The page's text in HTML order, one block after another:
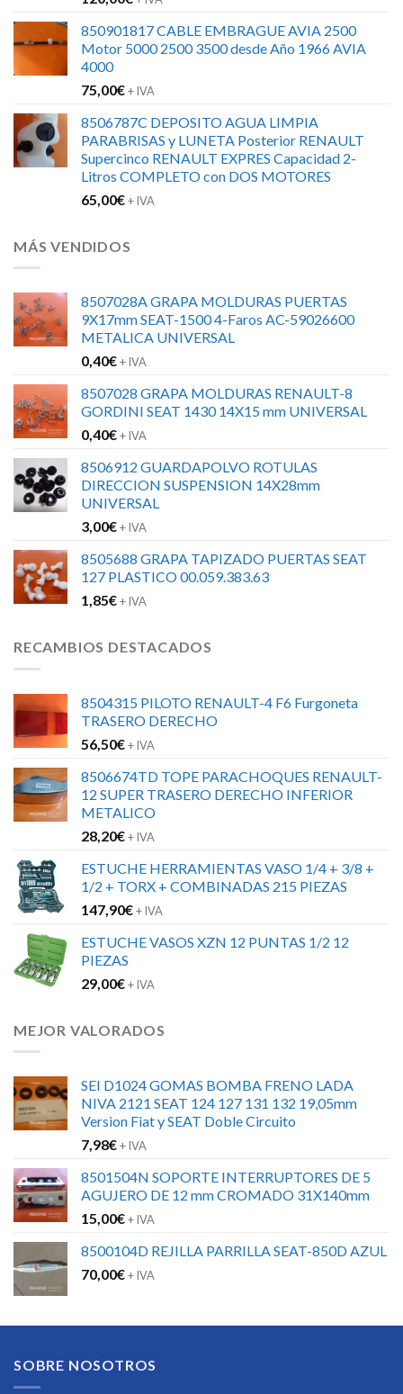
850901817 CABLE EMBRAGUE AVIA 2500
Motor 5000 2500 3500 desde Año 1966 AVIA
4000
75,00€+ IVA
8506787C DEPOSITO AGUA LIMPIA
PARABRISAS y LUNETA Posterior RENAULT
Supercinco RENAULT EXPRES Capacidad 2-
Litros COMPLETO con DOS MOTORES
65,00€+ IVA
MÁS VENDIDOS
8507028A GRAPA MOLDURAS PUERTAS
9X17mm SEAT-1500 4-Faros AC-59026600
METALICA UNIVERSAL
0,40€+ IVA
8507028 GRAPA MOLDURAS RENAULT-8
GORDINI SEAT 1430 14X15 mm UNIVERSAL
0,40€+ IVA
8506912 GUARDAPOLVO ROTULAS
DIRECCION SUSPENSION 14X28mm
UNIVERSAL
3,00€+ IVA
8505688 GRAPA TAPIZADO PUERTAS SEAT
127 PLASTICO 00.059.383.63
1,85€+ IVA
RECAMBIOS DESTACADOS
8504315 PILOTO RENAULT-4 F6 Furgoneta
TRASERO DERECHO
56,50€+ IVA
8506674TD TOPE PARACHOQUES RENAULT-
12 SUPER TRASERO DERECHO INFERIOR
METALICO
28,20€+ IVA
ESTUCHE HERRAMIENTAS VASO 1/4 + 3/8 +
1/2 + TORX + COMBINADAS 215 PIEZAS
147,90€+ IVA
ESTUCHE VASOS XZN 12 PUNTAS 1/2 12
PIEZAS
29,00€+ IVA
MEJOR VALORADOS
SEI D1024 GOMAS BOMBA FRENO LADA
NIVA 2121 SEAT 124 127 131 132 19,05mm
Version Fiat y SEAT Doble Circuito
7,98€+ IVA
8501504N SOPORTE INTERRUPTORES DE 5
AGUJERO DE 12 mm CROMADO 31X140mm
15,00€+ IVA
8500104D REJILLA PARRILLA SEAT-850D AZUL
70,00€+ IVA
SOBRE NOSOTROS